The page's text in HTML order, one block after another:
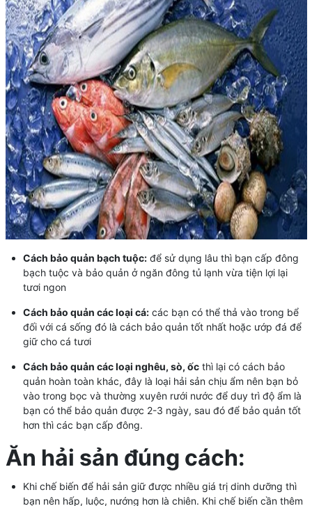
Cách bảo quản bạch tuộc:để sử dụng lâu thì bạn cấp đông
bạch tuộc và bảo quản ở ngăn đông tủ lạnh vừa tiện lợi lại
tươi ngon
Cách bảo quản các loại cá:các bạn có thể thả vào trong bể
đối với cá sống đó là cách bảo quản tốt nhất hoặc ướp đá để
giữ cho cá tươi
Cách bảo quản các loại nghêu, sò, ốcthì lại có cách bảo
quản hoàn toàn khác, đây là loại hải sản chịu ẩm nên bạn bỏ
vào trong bọc và thường xuyên rưới nước để duy trì độ ẩm là
bạn có thể bảo quản được 2-3 ngày, sau đó để bảo quản tốt
hơn thì các bạn cấp đông.
Ăn hải sản đúng cách:
Khi chế biến để hải sản giữ được nhiều giá trị dinh dưỡng thì
bạn nên hấp, luộc, nướng hơn là chiên. Khi chế biến cần thêm